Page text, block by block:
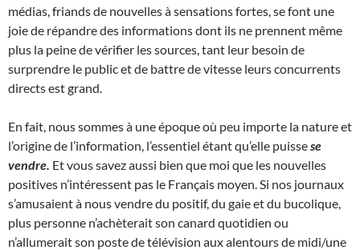
médias, friands de nouvelles à sensations fortes, se font une
joie de répandre des informations dont ils ne prennent même
plus la peine de vérifier les sources, tant leur besoin de
surprendre le public et de battre de vitesse leurs concurrents
directs est grand.
En fait, nous sommes à une époque où peu importe la nature et
l’origine de l’information, l’essentiel étant qu’elle puissese
vendre. Et vous savez aussi bien que moi que les nouvelles
positives n’intéressent pas le Français moyen. Si nos journaux
s’amusaient à nous vendre du positif, du gaie et du bucolique,
plus personne n’achèterait son canard quotidien ou
n’allumerait son poste de télévision aux alentours de midi/une